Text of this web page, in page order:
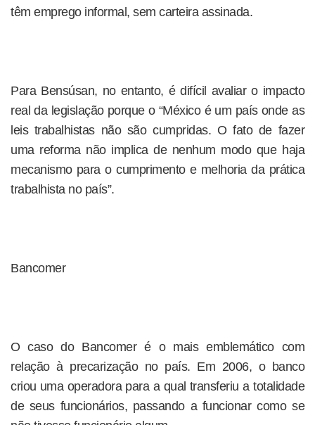
têm emprego informal, sem carteira assinada.
Para Bensúsan, no entanto, é difícil avaliar o impacto
real da legislação porque o “México é um país onde as
leis trabalhistas não são cumpridas. O fato de fazer
uma reforma não implica de nenhum modo que haja
mecanismo para o cumprimento e melhoria da prática
trabalhista no país”.
Bancomer
O caso do Bancomer é o mais emblemático com
relação à precarização no país. Em 2006, o banco
criou uma operadora para a qual transferiu a totalidade
de seus funcionários, passando a funcionar como se